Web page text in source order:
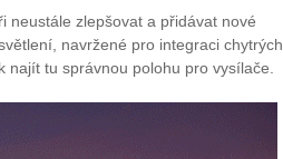
neustále zlepšovat a přidávat nové
navržené pro integraci chytrých
tu správnou polohu pro vysílače.